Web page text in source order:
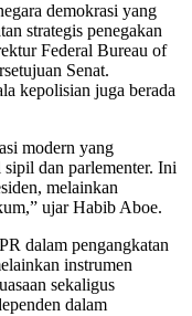
demokrasi yang
strategis penegakan
Federal Bureau of
Senat.
kepolisian juga berada
modern yang
dan parlementer. Ini
melainkan
ujar Habib Aboe.
dalam pengangkatan
instrumen
sekaligus
dalam